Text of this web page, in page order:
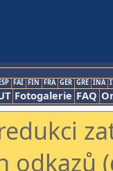
FAI FIN FRA GER GRE INA
Fotogalerie FAQ
odkazů